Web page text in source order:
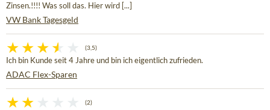
Zinsen.!!!! Was soll das. Hier wird [...]
VW Bank Tagesgeld
(3,5)
Ich bin Kunde seit 4 Jahre und bin ich eigentlich zufrieden.
ADAC Flex-Sparen
(2)